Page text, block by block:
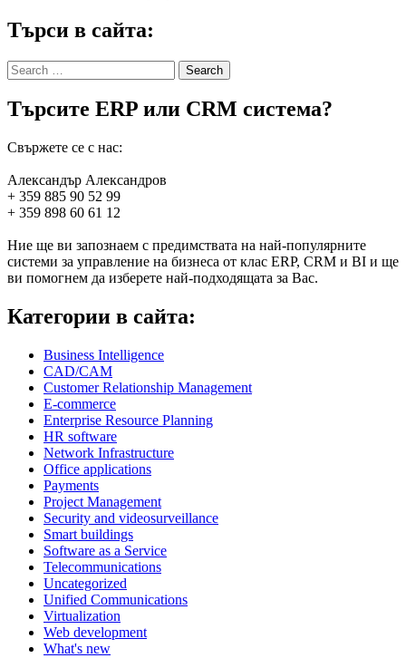
Търси в сайта:
Search
for:
Търсите ERP или CRM система?
Свържете се с нас:
Александър Александров
+ 359 885 90 52 99
+ 359 898 60 61 12
Ние ще ви запознаем с предимствата на най-популярните
системи за управление на бизнеса от клас ERP, CRM и BI и ще
ви помогнем да изберете най-подходящата за Вас.
Категории в сайта:
Business Intelligence
CAD/CAM
Customer Relationship Management
E-commerce
Enterprise Resource Planning
HR software
Network Infrastructure
Office applications
Payments
Project Management
Security and videosurveillance
Smart buildings
Software as a Service
Telecommunications
Uncategorized
Unified Communications
Virtualization
Web development
What's new